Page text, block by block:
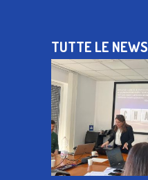
TUTTE LE NEWS